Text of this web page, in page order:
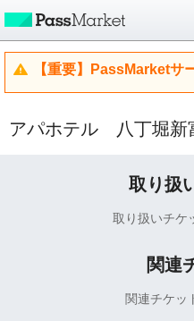
【重要】PassMarketサ
アパホテル 八丁堀新
取り扱
取り扱いチケ
関連
関連チケッ